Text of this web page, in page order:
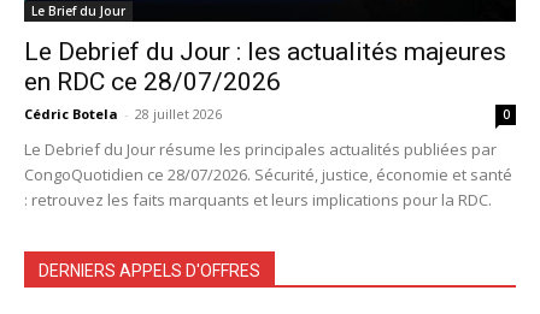
Le Brief du Jour
Le Debrief du Jour : les actualités majeures
en RDC ce 28/07/2026
Cédric Botela - 28 juillet 2026 0
Le Debrief du Jour résume les principales actualités publiées par
CongoQuotidien ce 28/07/2026. Sécurité, justice, économie et santé
: retrouvez les faits marquants et leurs implications pour la RDC.
DERNIERS APPELS D'OFFRES